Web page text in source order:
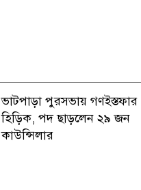
ভাটপাড়া পুরসভায় গণইস্তফার
হিড়িক, পদ ছাড়লেন ২৯ জন
কাউন্সিলার